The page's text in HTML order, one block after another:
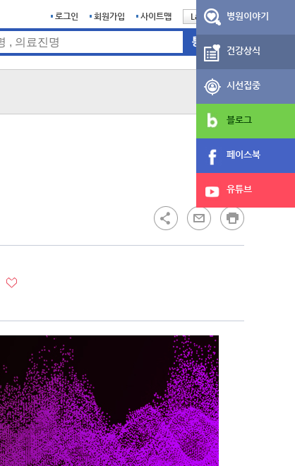
로그인 회원가입 사이트맵
Language병원이야기
건강상식
시선집중
블로그
페이스북
유튜브